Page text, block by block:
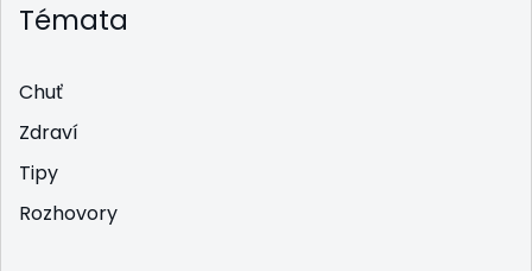
Témata
Chuť
Zdraví
Tipy
Rozhovory